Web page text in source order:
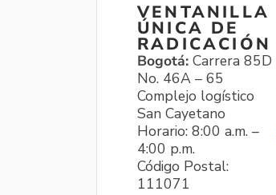
VENTANILLA
ÚNICA DE
RADICACIÓN
Bogotá: Carrera 85D
No. 46A – 65
Complejo logístico
San Cayetano
Horario: 8:00 a.m. –
4:00 p.m.
Código Postal:
111071